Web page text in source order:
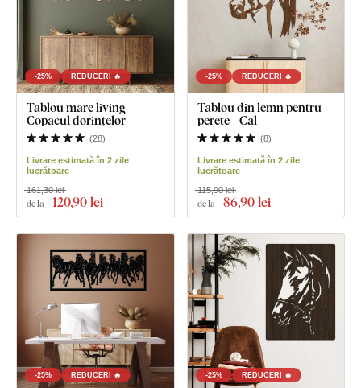
-25% REDUCERI 🔥
Tablou mare living -
Copacul dorințelor
(28)
Livrare estimată în 2 zile
lucrătoare
de la 120,90 lei
161,30 lei
-25% REDUCERI 🔥
Tablou din lemn pentru
perete - Cal
(8)
Livrare estimată în 2 zile
lucrătoare
de la 86,90 lei
115,90 lei
-25% REDUCERI 🔥 -25% REDUCERI 🔥